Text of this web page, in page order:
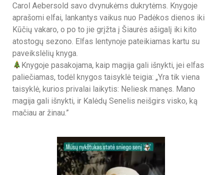
Carol Aebersold savo dvynukėms dukrytėms. Knygoje
aprašomi elfai, lankantys vaikus nuo Padėkos dienos iki
Kūčių vakaro, o po to jie grįžta į Šiaurės ašigalį iki kito
atostogų sezono. Elfas lentynoje pateikiamas kartu su
paveikslėlių knyga.
Knygoje pasakojama, kaip magija gali išnykti, jei elfas
paliečiamas, todėl knygos taisyklė teigia: „Yra tik viena
taisyklė, kurios privalai laikytis: Neliesk manęs. Mano
magija gali išnykti, ir Kalėdų Senelis neišgirs visko, ką
mačiau ar žinau.”